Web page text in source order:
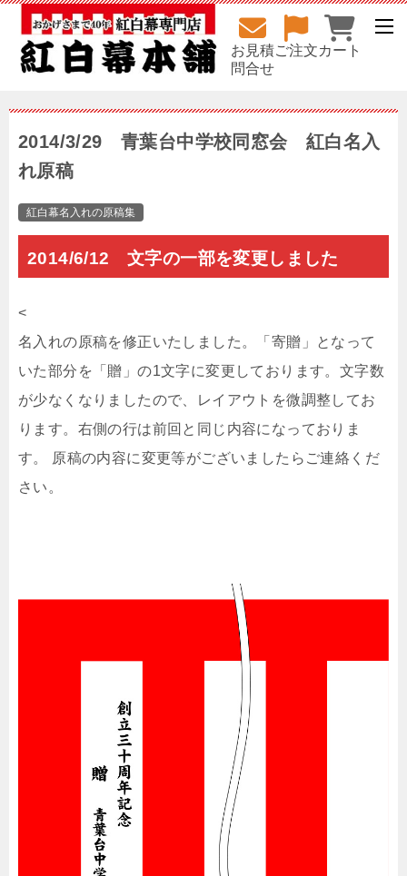
お見積
問合せ
ご注文カート
2014/3/29 青葉台中学校同窓会 紅白名入
れ原稿
紅白幕名入れの原稿集
2014/6/12 文字の一部を変更しました
<
名入れの原稿を修正いたしました。「寄贈」となって
いた部分を「贈」の1文字に変更しております。文字数
が少なくなりましたので、レイアウトを微調整してお
ります。右側の行は前回と同じ内容になっておりま
す。 原稿の内容に変更等がございましたらご連絡くだ
さい。